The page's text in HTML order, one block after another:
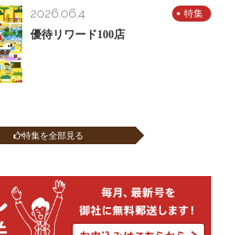
2026.06.4 特集
優待リワード100店
特集を全部見る